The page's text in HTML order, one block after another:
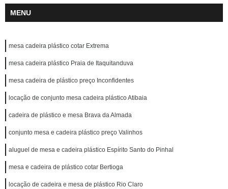
MENU
mesa cadeira plástico cotar Extrema
mesa cadeira plástico Praia de Itaquitanduva
mesa cadeira de plástico preço Inconfidentes
locação de conjunto mesa cadeira plástico Atibaia
cadeira de plástico e mesa Brava da Almada
conjunto mesa e cadeira plástico preço Valinhos
aluguel de mesa e cadeira plástico Espírito Santo do Pinhal
mesa e cadeira de plástico cotar Bertioga
locação de cadeira e mesa de plástico Rio Claro